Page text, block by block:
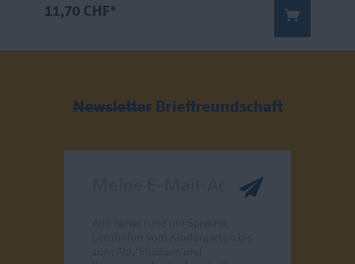
11,70 CHF*
Newsletter Brieffreundschaft